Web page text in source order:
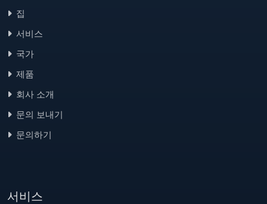
집
서비스
국가
제품
회사 소개
문의 보내기
문의하기
서비스